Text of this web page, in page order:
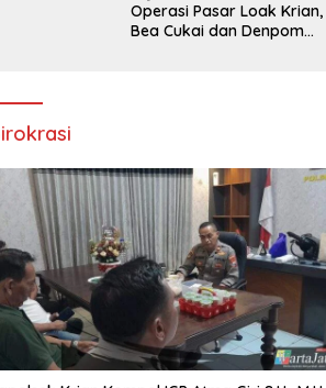
Operasi Pasar Loak Krian,
Bea Cukai dan Denpom